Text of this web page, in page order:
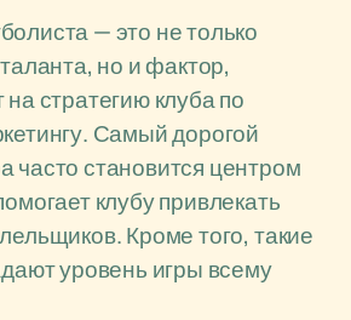
— это не только
но и фактор,
стратегию клуба по
Самый дорогой
часто становится центром
клубу привлекать
Кроме того, такие
уровень игры всему